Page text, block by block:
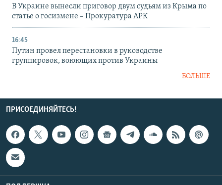
В Украине вынесли приговор двум судьям из Крыма по
статье о госизмене – Прокуратура АРК
16:45
Путин провел перестановки в руководстве
группировок, воюющих против Украины
БОЛЬШЕ
ПРИСОЕДИНЯЙТЕСЬ!